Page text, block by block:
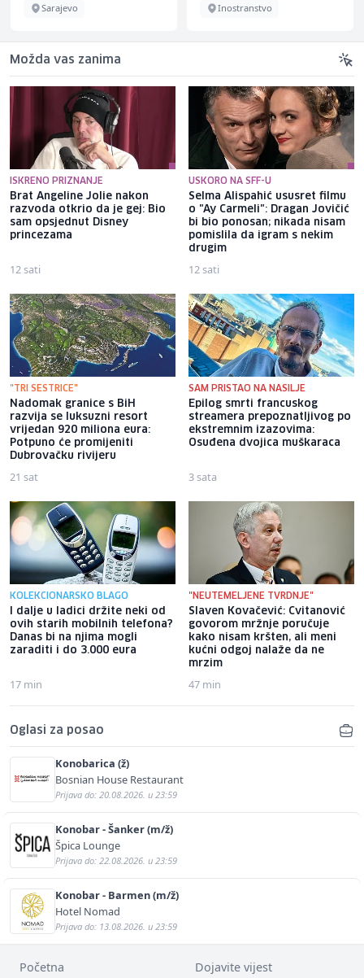
Sarajevo Inostranstvo
Možda vas zanima
ISKRENO PRIZNANJE
Brat Angeline Jolie nakon
razvoda otkrio da je gej: Bio
sam opsjednut Disney
princezama
12 sati
USKORO NA SFF-U
Selma Alispahić ususret filmu
o "Ay Carmeli": Dragan Jovičić
bi bio ponosan; nikada nisam
pomislila da igram s nekim
drugim
12 sati
"TRI SESTRICE"
Nadomak granice s BiH
razvija se luksuzni resort
vrijedan 920 miliona eura:
Potpuno će promijeniti
Dubrovačku rivijeru
21 sat
SAM PRISTAO NA NASILJE
Epilog smrti francuskog
streamera prepoznatljivog po
ekstremnim izazovima:
Osuđena dvojica muškaraca
3 sata
KOLEKCIONARSKO BLAGO
I dalje u ladici držite neki od
ovih starih mobilnih telefona?
Danas bi na njima mogli
zaraditi i do 3.000 eura
17 min
"NEUTEMELJENE TVRDNJE"
Slaven Kovačević: Cvitanović
govorom mržnje poručuje
kako nisam kršten, ali meni
kućni odgoj nalaže da ne
mrzim
47 min
Oglasi za posao
Konobarica (ž)
Bosnian House Restaurant
Prijava do: 20.08.2026. u 23:59
Konobar - Šanker (m/ž)
Špica Lounge
Prijava do: 22.08.2026. u 23:59
Konobar - Barmen (m/ž)
Hotel Nomad
Prijava do: 13.08.2026. u 23:59
Početna Dojavite vijest